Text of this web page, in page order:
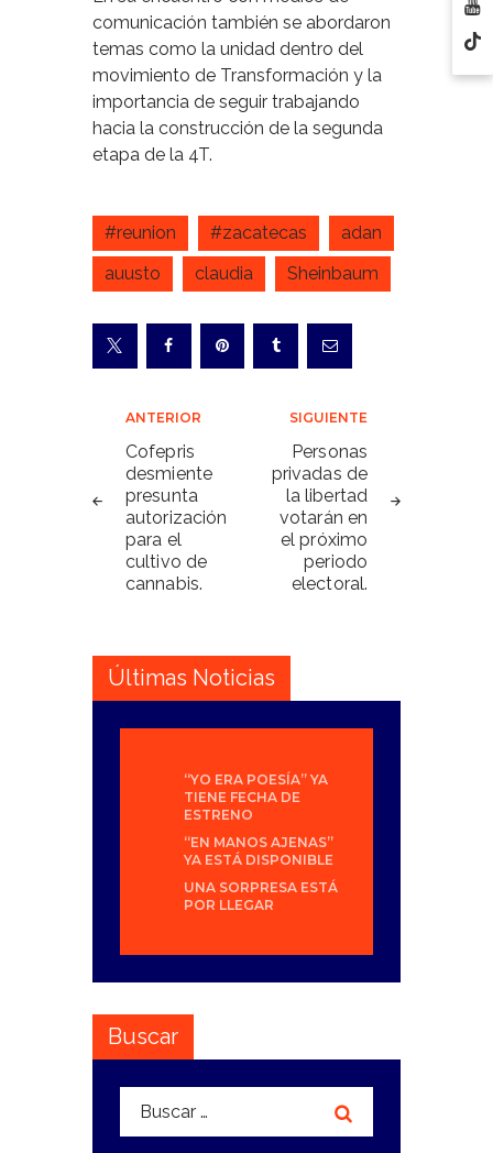
comunicación también se abordaron
temas como la unidad dentro del
movimiento de Transformación y la
importancia de seguir trabajando
hacia la construcción de la segunda
etapa de la 4T.
#reunion #zacatecas
adan
auusto
claudia Sheinbaum
Navegación
de
entradas
ANTERIOR
Cofepris
desmiente
presunta
autorización
para el
cultivo de
cannabis.
SIGUIENTE
Personas
privadas de
la libertad
votarán en
el próximo
periodo
electoral.
Últimas Noticias
“YO ERA POESÍA” YA
TIENE FECHA DE
ESTRENO
“EN MANOS AJENAS”
YA ESTÁ DISPONIBLE
UNA SORPRESA ESTÁ
POR LLEGAR
Buscar
Buscar: